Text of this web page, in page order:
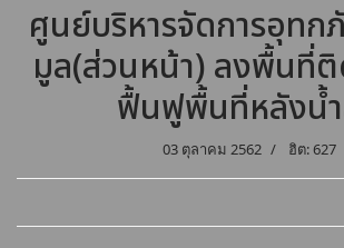
ศูนย์บริหารจัดการอุทก
มูล(ส่วนหน้า) ลงพื้นที่
ฟื้นฟูพื้นที่หลังน้
03 ตุลาคม 2562 ฮิต: 627